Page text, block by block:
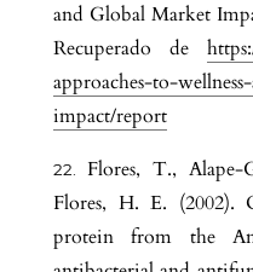
and Global Market
Recuperado de
approaches-to-
impact/report
Flores, T.,
Flores, H. E. (2002).
protein from the